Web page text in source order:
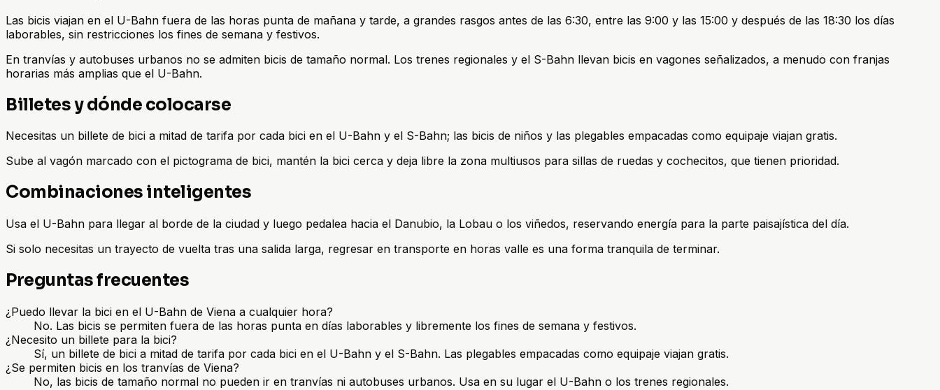
Las bicis viajan en el U-Bahn fuera de las horas punta de mañana y tarde, a grandes rasgos antes de las 6:30, entre las 9:00 y las 15:00 y después de las 18:30 los días
laborables, sin restricciones los fines de semana y festivos.
En tranvías y autobuses urbanos no se admiten bicis de tamaño normal. Los trenes regionales y el S-Bahn llevan bicis en vagones señalizados, a menudo con franjas
horarias más amplias que el U-Bahn.
Billetes y dónde colocarse
Necesitas un billete de bici a mitad de tarifa por cada bici en el U-Bahn y el S-Bahn; las bicis de niños y las plegables empacadas como equipaje viajan gratis.
Sube al vagón marcado con el pictograma de bici, mantén la bici cerca y deja libre la zona multiusos para sillas de ruedas y cochecitos, que tienen prioridad.
Combinaciones inteligentes
Usa el U-Bahn para llegar al borde de la ciudad y luego pedalea hacia el Danubio, la Lobau o los viñedos, reservando energía para la parte paisajística del día.
Si solo necesitas un trayecto de vuelta tras una salida larga, regresar en transporte en horas valle es una forma tranquila de terminar.
Preguntas frecuentes
¿Puedo llevar la bici en el U-Bahn de Viena a cualquier hora?
No. Las bicis se permiten fuera de las horas punta en días laborables y libremente los fines de semana y festivos.
¿Necesito un billete para la bici?
Sí, un billete de bici a mitad de tarifa por cada bici en el U-Bahn y el S-Bahn. Las plegables empacadas como equipaje viajan gratis.
¿Se permiten bicis en los tranvías de Viena?
No, las bicis de tamaño normal no pueden ir en tranvías ni autobuses urbanos. Usa en su lugar el U-Bahn o los trenes regionales.